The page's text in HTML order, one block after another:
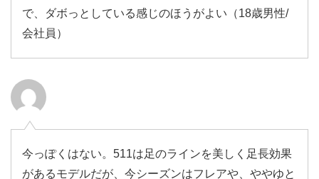
で、ダボっとしている感じのほうがよい（18歳男性/
会社員）
今っぽくはない。511は足のラインを美しく足長効果
があるモデルだが、今シーズンはフレアや、ややゆと